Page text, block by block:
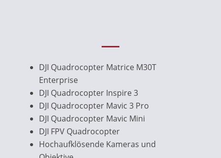
DJI Quadrocopter Matrice M30T
Enterprise
DJI Quadrocopter Inspire 3
DJI Quadrocopter Mavic 3 Pro
DJI Quadrocopter Mavic Mini
DJI FPV Quadrocopter
Hochaufklösende Kameras und